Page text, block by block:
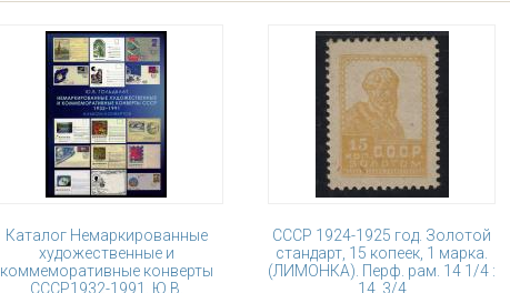
Каталог Немаркированные
художественные и
коммеморативные конверты
СССР1932-1991, Ю.В.
СССР 1924-1925 год. Золотой
стандарт, 15 копеек, 1 марка.
(ЛИМОНКА). Перф. рам. 14 1/4 :
14, 3/4